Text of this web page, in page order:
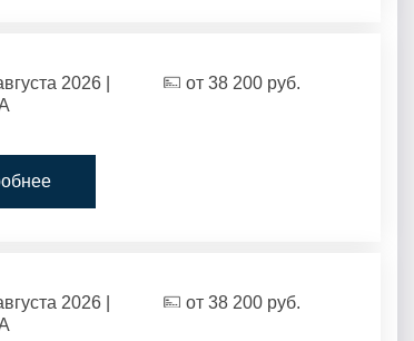
2026 |
от38 200 руб.
2026 |
от38 200 руб.